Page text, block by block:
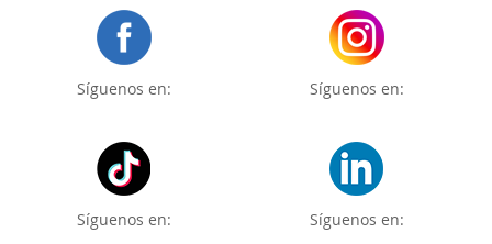
Síguenos en: Síguenos en:
Síguenos en: Síguenos en: